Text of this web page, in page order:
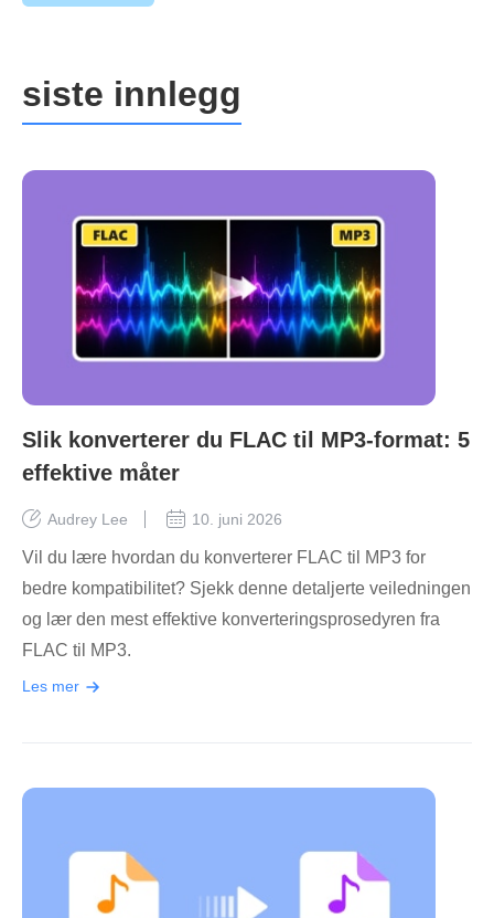
siste innlegg
Slik konverterer du FLAC til MP3-format: 5
effektive måter
Audrey Lee 10. juni 2026
Vil du lære hvordan du konverterer FLAC til MP3 for
bedre kompatibilitet? Sjekk denne detaljerte veiledningen
og lær den mest effektive konverteringsprosedyren fra
FLAC til MP3.
Les mer